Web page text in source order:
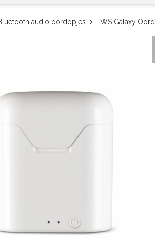
audio oordopjes TWS Galaxy